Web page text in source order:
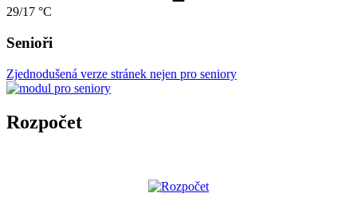
29/17 °C
Senioři
Zjednodušená verze stránek nejen pro seniory
Rozpočet